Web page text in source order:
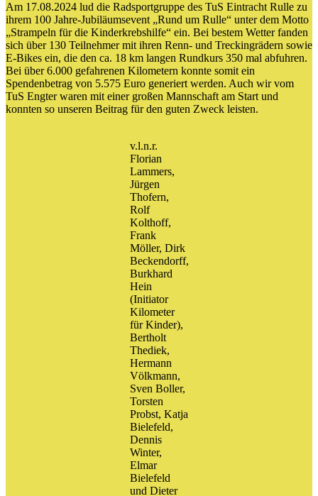
Am 17.08.2024 lud die Radsportgruppe des TuS Eintracht Rulle zu
ihrem 100 Jahre-Jubiläumsevent „Rund um Rulle“ unter dem Motto
„Strampeln für die Kinderkrebshilfe“ ein. Bei bestem Wetter fanden
sich über 130 Teilnehmer mit ihren Renn- und Treckingrädern sowie
E-Bikes ein, die den ca. 18 km langen Rundkurs 350 mal abfuhren.
Bei über 6.000 gefahrenen Kilometern konnte somit ein
Spendenbetrag von 5.575 Euro generiert werden. Auch wir vom
TuS Engter waren mit einer großen Mannschaft am Start und
konnten so unseren Beitrag für den guten Zweck leisten.
v.l.n.r.
Florian
Lammers,
Jürgen
Thofern,
Rolf
Kolthoff,
Frank
Möller, Dirk
Beckendorff,
Burkhard
Hein
(Initiator
Kilometer
für Kinder),
Bertholt
Thediek,
Hermann
Völkmann,
Sven Boller,
Torsten
Probst, Katja
Bielefeld,
Dennis
Winter,
Elmar
Bielefeld
und Dieter